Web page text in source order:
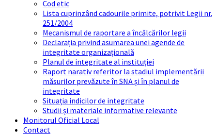
Cod etic
Lista cuprinzând cadourile primite, potrivit Legii nr.
251/2004
Mecanismul de raportare a încălcărilor legii
Declarația privind asumarea unei agende de
integritate organizațională
Planul de integritate al instituției
Raport narativ referitor la stadiul implementării
măsurilor prevăzute în SNA și în planul de
integritate
Situația indicilor de integritate
Studii și materiale informative relevante
Monitorul Oficial Local
Contact